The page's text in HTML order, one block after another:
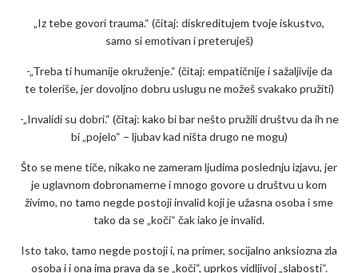
„Iz tebe govori trauma.“ (čitaj: diskreditujem tvoje iskustvo,
samo si emotivan i preteruješ)
-„Treba ti humanije okruženje.“ (čitaj: empatičnije i sažaljivije da
te toleriše, jer dovoljno dobru uslugu ne možeš svakako pružiti)
-„Invalidi su dobri.“ (čitaj: kako bi bar nešto pružili društvu da ih ne
bi „pojelo“ – ljubav kad ništa drugo ne mogu)
Što se mene tiče, nikako ne zameram ljudima poslednju izjavu, jer
je uglavnom dobronamerne i mnogo govore u društvu u kom
živimo, no tamo negde postoji invalid koji je užasna osoba i sme
tako da se „koči“ čak iako je invalid.
Isto tako, tamo negde postoji i, na primer, socijalno anksiozna zla
osoba i i ona ima prava da se „koči“, uprkos vidljivoj „slabosti“.